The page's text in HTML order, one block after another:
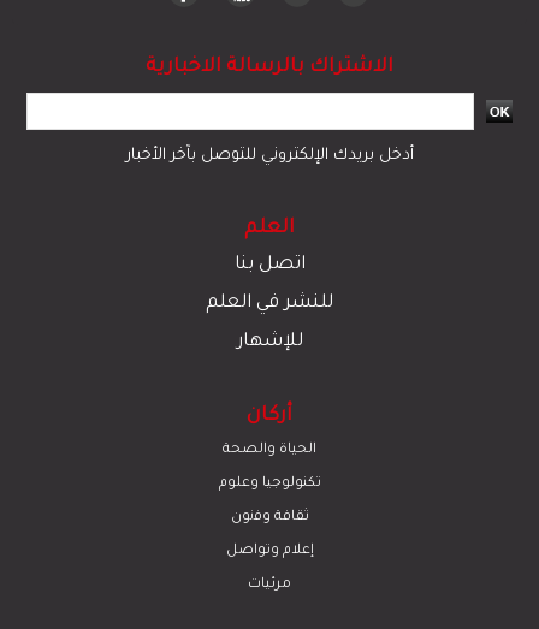
الاشتراك بالرسالة الاخبارية
أدخل بريدك الإلكتروني للتوصل بآخر الأخبار
العلم
اتصل بنا
للنشر في العلم
للإشهار
أركان
الحياة والصحة
تكنولوجيا وعلوم
ﺛﻘﺎﻓﺔ وﻓﻧون
إعلام وتواصل
مرئيات